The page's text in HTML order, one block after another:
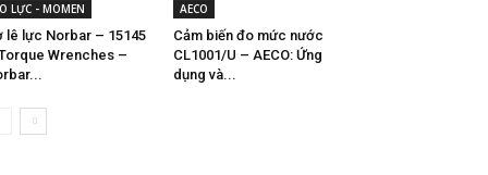
LỰC - MOMEN
lê lực Norbar – 15145
Wrenches –
AECO
Cảm biến đo mức nước
CL1001/U – AECO: Ứng
dụng và...